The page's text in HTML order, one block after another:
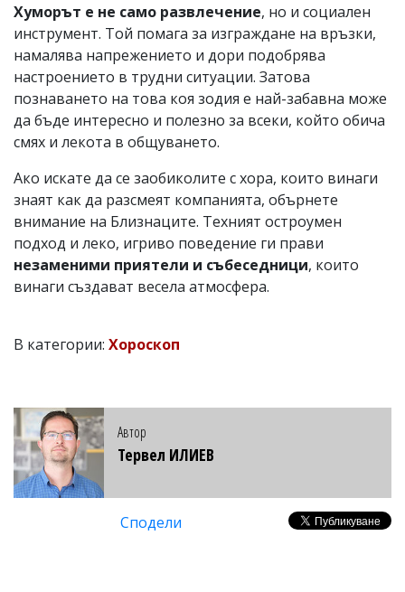
Хуморът е не само развлечение, но и социален
инструмент. Той помага за изграждане на връзки,
намалява напрежението и дори подобрява
настроението в трудни ситуации. Затова
познаването на това коя зодия е най-забавна може
да бъде интересно и полезно за всеки, който обича
смях и лекота в общуването.
Ако искате да се заобиколите с хора, които винаги
знаят как да разсмеят компанията, обърнете
внимание на Близнаците. Техният остроумен
подход и леко, игриво поведение ги прави
незаменими приятели и събеседници, които
винаги създават весела атмосфера.
В категории: Хороскоп
Автор
Тервел ИЛИЕВ
Сподели